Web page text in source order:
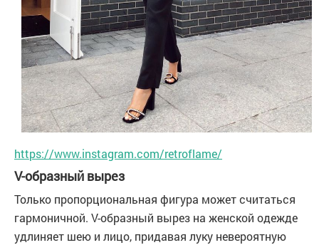
https://www.instagram.com/retroflame/
V-образный вырез
Только пропорциональная фигура может считаться
гармоничной. V-образный вырез на женской одежде
удлиняет шею и лицо, придавая луку невероятную